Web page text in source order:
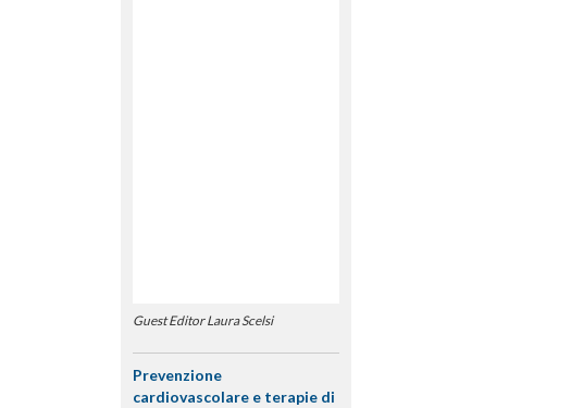
Guest Editor Laura Scelsi
Prevenzione
cardiovascolare e terapie di